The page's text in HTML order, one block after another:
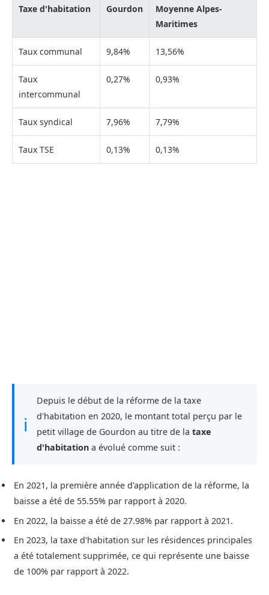
Taxe d'habitation Gourdon
Moyenne Alpes-
Maritimes
Taux communal 9,84% 13,56%
Taux
intercommunal
0,27% 0,93%
Taux syndical 7,96% 7,79%
Taux TSE 0,13% 0,13%
ℹ
Depuis le début de la réforme de la taxe
d'habitation en 2020, le montant total perçu par le
petit village de Gourdon au titre de la taxe
d'habitation a évolué comme suit :
En 2021, la première année d'application de la réforme, la
baisse a été de 55.55% par rapport à 2020.
En 2022, la baisse a été de 27.98% par rapport à 2021.
En 2023, la taxe d'habitation sur les résidences principales
a été totalement supprimée, ce qui représente une baisse
de 100% par rapport à 2022.